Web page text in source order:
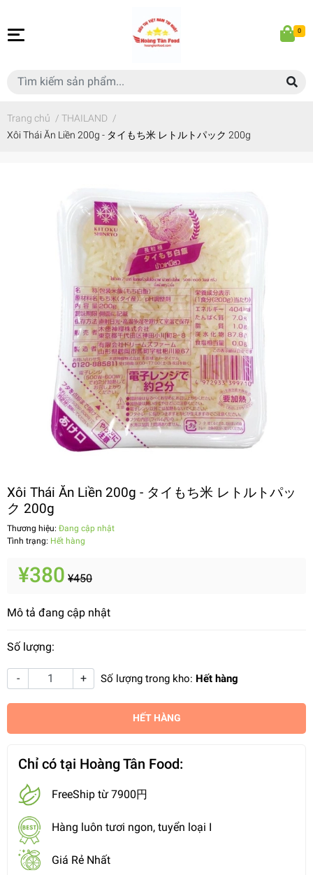
0
Trang chủ / THAILAND /
Xôi Thái Ăn Liền 200g - タイもち米 レトルトパック 200g
Xôi Thái Ăn Liền 200g - タイもち米 レトルトパッ
ク 200g
Thương hiệu: Đang cập nhật
Tình trạng: Hết hàng
¥380 ¥450
Mô tả đang cập nhật
Số lượng:
- + Số lượng trong kho: Hết hàng
HẾT HÀNG
Chỉ có tại Hoàng Tân Food:
FreeShip từ 7900円
Hàng luôn tươi ngon, tuyển loại I
Giá Rẻ Nhất